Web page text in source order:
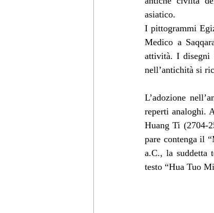
asiatico.
I pittogrammi
Medico a
attività. I disegni
nell’antichità si
L’adozione
reperti analoghi.
Huang Ti (2704-
pare contenga il
a.C., la suddetta
testo “Hua Tuo